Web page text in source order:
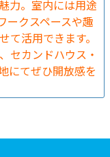
力。室内には用途
ークスペースや趣
て活用できます。
セカンドハウス・
にてぜひ開放感を